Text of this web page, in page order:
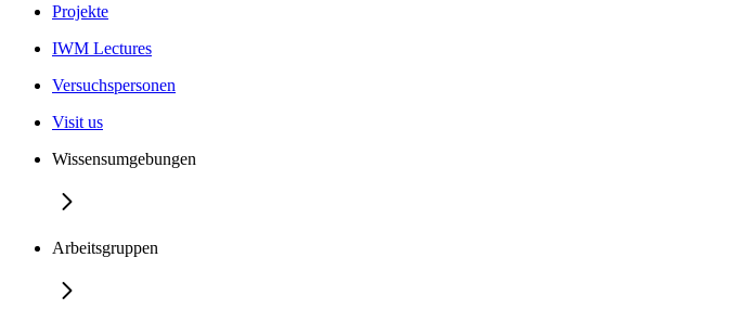
Projekte
IWM Lectures
Versuchspersonen
Visit us
Wissensumgebungen
Arbeitsgruppen